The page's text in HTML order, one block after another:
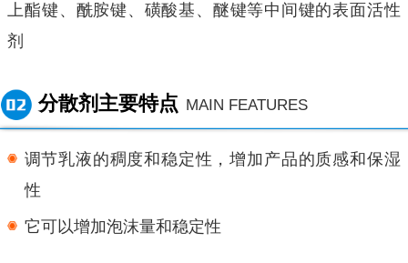
上酯键、酰胺键、磺酸基、醚键等中间键的表面活性
剂
分散剂主要特点 MAIN FEATURES
调节乳液的稠度和稳定性，增加产品的质感和保湿
性
它可以增加泡沫量和稳定性